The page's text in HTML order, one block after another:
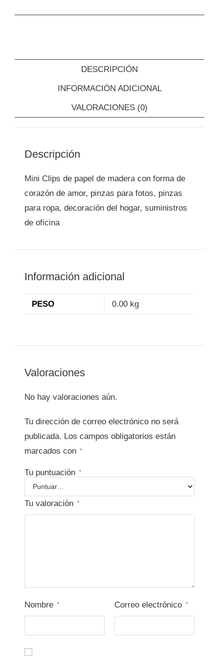
DESCRIPCIÓN
INFORMACIÓN ADICIONAL
VALORACIONES (0)
Descripción
Mini Clips de papel de madera con forma de
corazón de amor, pinzas para fotos, pinzas
para ropa, decoración del hogar, suministros
de oficina
Información adicional
PESO 0.00 kg
Valoraciones
No hay valoraciones aún.
Tu dirección de correo electrónico no será
publicada. Los campos obligatorios están
marcados con
*
Tu puntuación *
Tu valoración *
Nombre * Correo electrónico *